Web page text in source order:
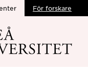
innehållet
För forskare